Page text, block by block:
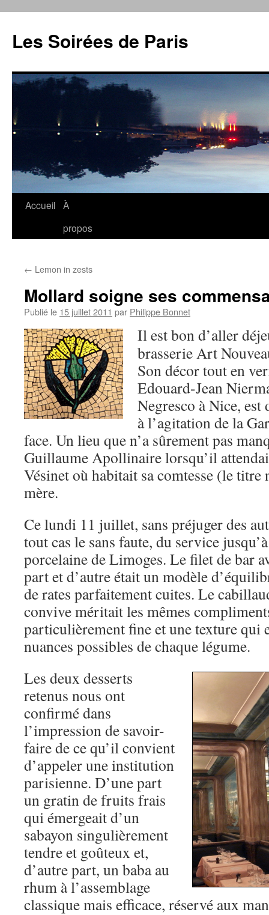
contenu
Les Soirées de Paris
Accueil À
propos
← Lemon in zests
Mollard soigne ses
Publié le 15 juillet 2011 par Philippe Bonnet
Il est bon d’aller
brasserie Art
Son décor tout en
Edouard-Jean
Negresco à Nice, est
à l’agitation de la
face. Un lieu que n’a sûrement pas
Guillaume Apollinaire lorsqu’il
Vésinet où habitait sa comtesse (le titre
mère.
Ce lundi 11 juillet, sans préjuger des
tout cas le sans faute, du service
porcelaine de Limoges. Le filet de bar
part et d’autre était un modèle
de rates parfaitement cuites. Le
convive méritait les mêmes
particulièrement fine et une texture qui
nuances possibles de chaque légume.
Les deux desserts
retenus nous ont
confirmé dans
l’impression de savoir-
faire de ce qu’il convient
d’appeler une institution
parisienne. D’une part
un gratin de fruits frais
qui émergeait d’un
sabayon singulièrement
tendre et goûteux et,
d’autre part, un baba au
rhum à l’assemblage
classique mais efficace, réservé aux